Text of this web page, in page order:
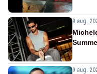
9 aug.
9 aug.